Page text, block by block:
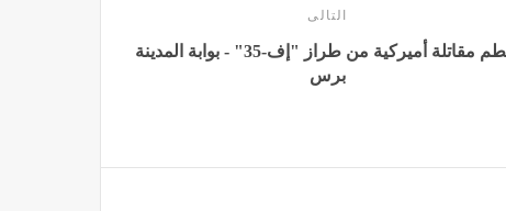
التالى
تحطم مقاتلة أميركية من طراز "إف-35" - بوابة المدينة
برس